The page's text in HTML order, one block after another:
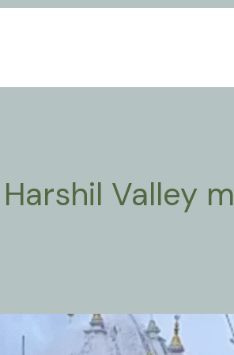
Valley